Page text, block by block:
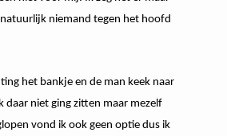
niemand tegen het hoofd
het bankje en de man keek naar
daar niet ging zitten maar mezelf
vond ik ook geen optie dus ik